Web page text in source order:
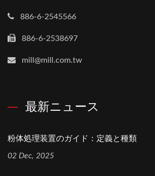
886-6-2545566
886-6-2538697
mill@mill.com.tw
最新ニュース
粉体処理装置のガイド：定義と種類
02 Dec, 2025